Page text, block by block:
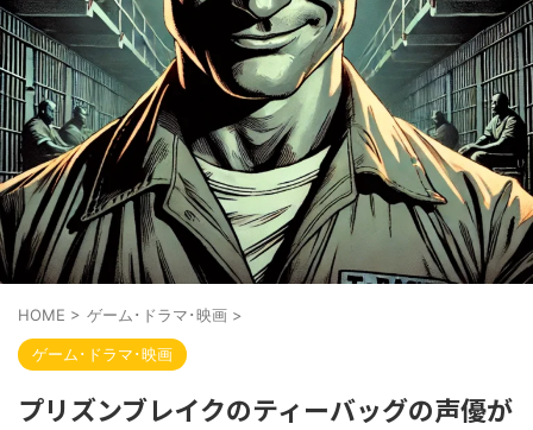
HOME > ゲーム･ドラマ･映画 >
ゲーム･ドラマ･映画
プリズンブレイクのティーバッグの声優が